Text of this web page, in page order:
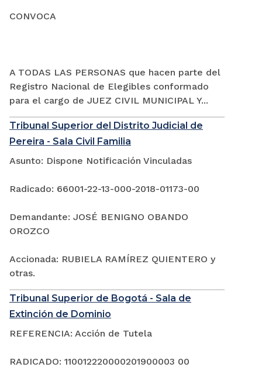
CONVOCA
A TODAS LAS PERSONAS que hacen parte del
Registro Nacional de Elegibles conformado
para el cargo de JUEZ CIVIL MUNICIPAL Y...
Tribunal Superior del Distrito Judicial de
Pereira - Sala Civil Familia
Asunto: Dispone Notificación Vinculadas
Radicado: 66001-22-13-000-2018-01173-00
Demandante: JOSÉ BENIGNO OBANDO
OROZCO
Accionada: RUBIELA RAMÍREZ QUIENTERO y
otras.
Tribunal Superior de Bogotá - Sala de
Extinción de Dominio
REFERENCIA: Acción de Tutela
RADICADO: 110012220000201900003 00